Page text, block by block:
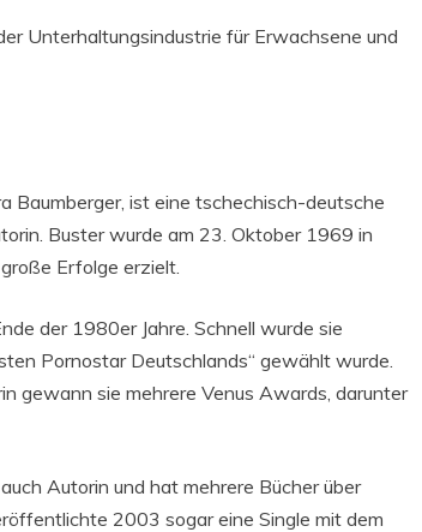
Unterhaltungsindustrie für Erwachsene und
Baumberger, ist eine tschechisch-deutsche
Buster wurde am 23. Oktober 1969 in
Erfolge erzielt.
der 1980er Jahre. Schnell wurde sie
Pornostar Deutschlands“ gewählt wurde.
gewann sie mehrere Venus Awards, darunter
Autorin und hat mehrere Bücher über
2003 sogar eine Single mit dem